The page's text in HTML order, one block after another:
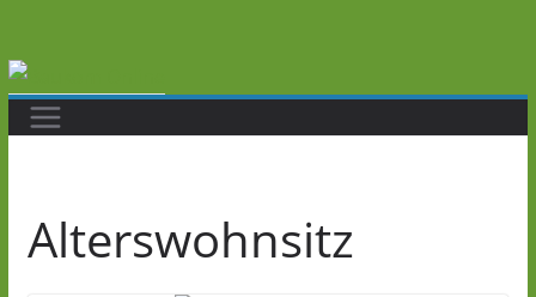
Inhalt
springen
Alterswohnsitz